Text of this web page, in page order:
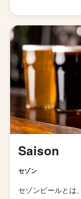
ホップ + コタン（
ら名付けられてい
プをモチーフに
ルは、「地のホ
HOP KOTAN
いビールの創造に
FREEDOMSシリ
Saison
セゾン
セゾンビールとは